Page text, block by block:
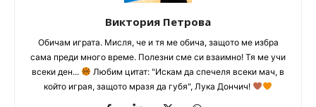
Виктория Петрова
Обичам играта. Мисля, че и тя ме обича, защото ме избра
сама преди много време. Полезни сме си взаимно! Тя ме учи
всеки ден...
Любим цитат: "Искам да спечеля всеки мач, в
който играя, защото мразя да губя", Лука Дончич!